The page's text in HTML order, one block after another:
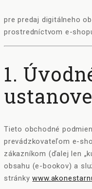
pre predaj digitálneho
prostredníctvom e-
1.
Tieto obchodné
prevádzkovateľom e-
zákazníkom (ďalej len
obsahu (e-bookov) a
stránky